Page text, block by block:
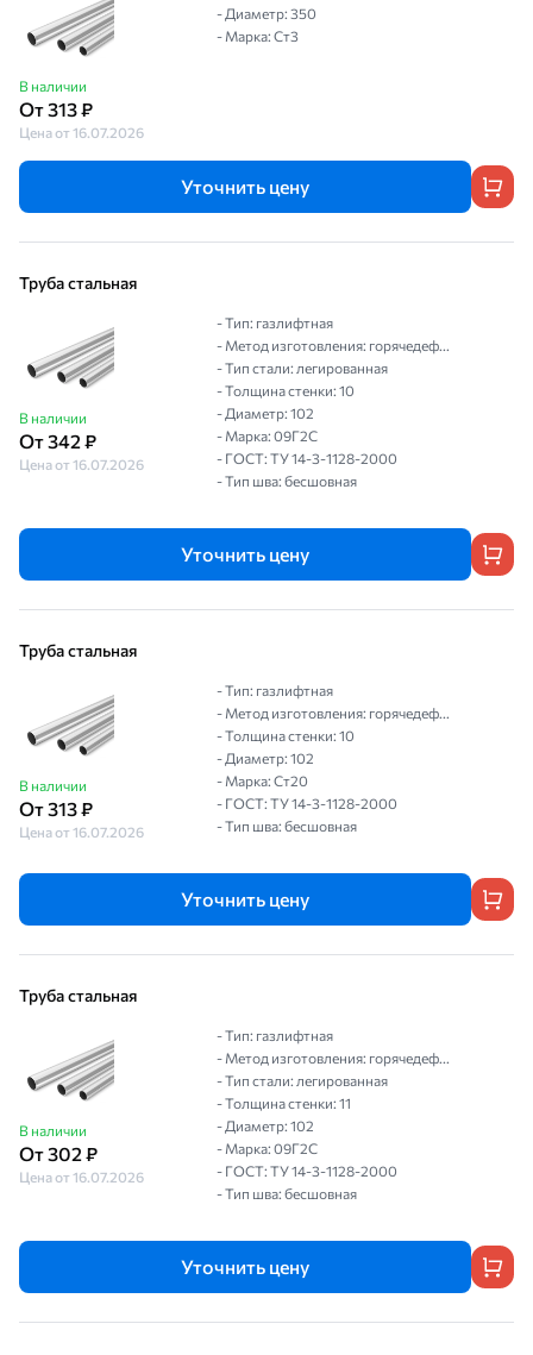
В наличии
От 313 ₽
Цена от 16.07.2026
- Диаметр: 350
- Марка: Ст3
Уточнить цену
Труба стальная
В наличии
От 342 ₽
Цена от 16.07.2026
- Тип: газлифтная
- Метод изготовления: горячедеф...
- Тип стали: легированная
- Толщина стенки: 10
- Диаметр: 102
- Марка: 09Г2С
- ГОСТ: ТУ 14-3-1128-2000
- Тип шва: бесшовная
Уточнить цену
Труба стальная
В наличии
От 313 ₽
Цена от 16.07.2026
- Тип: газлифтная
- Метод изготовления: горячедеф...
- Толщина стенки: 10
- Диаметр: 102
- Марка: Ст20
- ГОСТ: ТУ 14-3-1128-2000
- Тип шва: бесшовная
Уточнить цену
Труба стальная
В наличии
От 302 ₽
Цена от 16.07.2026
- Тип: газлифтная
- Метод изготовления: горячедеф...
- Тип стали: легированная
- Толщина стенки: 11
- Диаметр: 102
- Марка: 09Г2С
- ГОСТ: ТУ 14-3-1128-2000
- Тип шва: бесшовная
Уточнить цену